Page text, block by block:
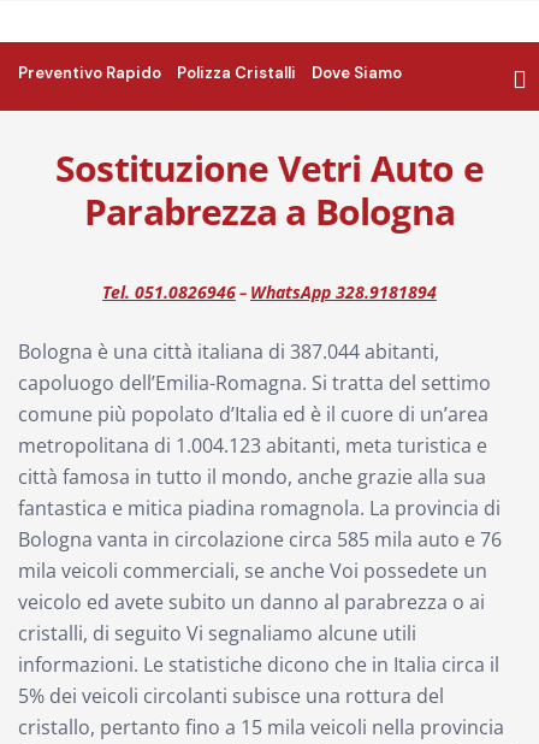
Preventivo Rapido Polizza Cristalli Dove Siamo
Sostituzione Vetri Auto e
Parabrezza a Bologna
Tel. 051.0826946– WhatsApp 328.9181894
Bologna è una città italiana di 387.044 abitanti,
capoluogo dell’Emilia-Romagna. Si tratta del settimo
comune più popolato d’Italia ed è il cuore di un’area
metropolitana di 1.004.123 abitanti, meta turistica e
città famosa in tutto il mondo, anche grazie alla sua
fantastica e mitica piadina romagnola. La provincia di
Bologna vanta in circolazione circa 585 mila auto e 76
mila veicoli commerciali, se anche Voi possedete un
veicolo ed avete subito un danno al parabrezza o ai
cristalli, di seguito Vi segnaliamo alcune utili
informazioni. Le statistiche dicono che in Italia circa il
5% dei veicoli circolanti subisce una rottura del
cristallo, pertanto fino a 15 mila veicoli nella provincia